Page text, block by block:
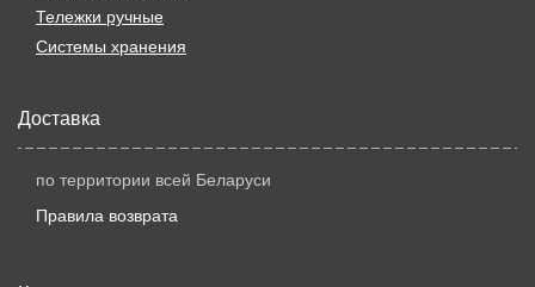
Тележки ручные
Системы хранения
Доставка
по территории всей Беларуси
Правила возврата